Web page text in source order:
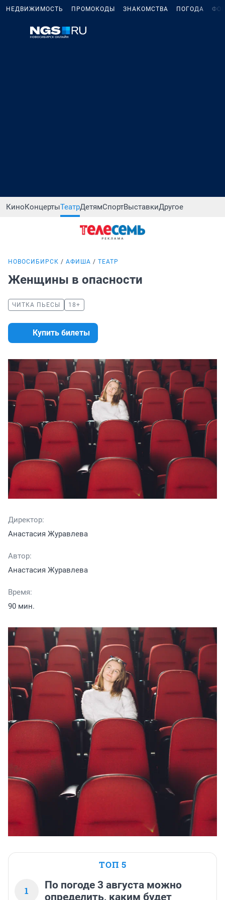
НЕДВИЖИМОСТЬ ПРОМОКОДЫ ЗНАКОМСТВА ПОГОДА
КиноКонцертыТеатрДетямСпортВыставкиДругое
НОВОСИБИРСК АФИША ТЕАТР
Женщины в опасности
ЧИТКА ПЬЕСЫ 18+
Купить билеты
Директор:
Анастасия Журавлева
Автор:
Анастасия Журавлева
Время:
90 мин.
ТОП 5
1
По погоде 3 августа можно
определить, каким будет